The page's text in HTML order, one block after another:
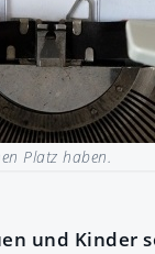
Platz haben.
und Kinder